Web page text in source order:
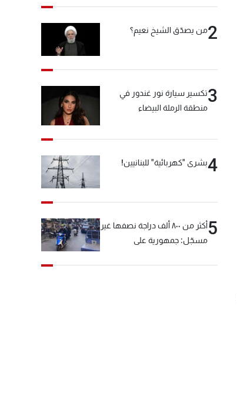
2من يصدّق الشيخ نعيم؟
3تكسير سيارة نور غندور في
منطقة الرملة البيضاء
4بشرى "كهربائية" للبنانيين!
5
أكثر من ٨٠٠ ألف دراجة نصفها غير
مسجّل: جمهورية على